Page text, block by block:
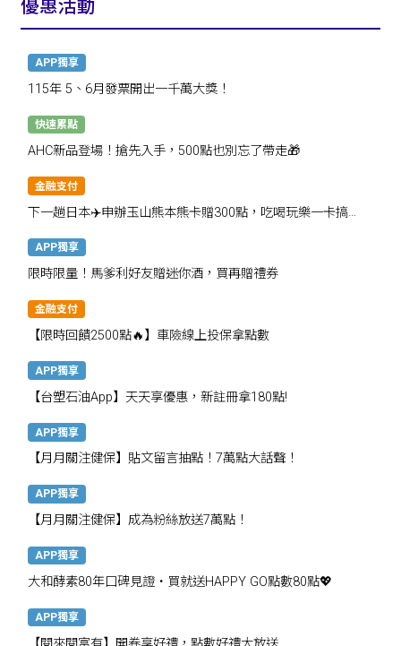
優惠活動
APP獨享
115年 5、6月發票開出一千萬大獎！
快速累點
AHC新品登場！搶先入手，500點也別忘了帶走🎁
金融支付
下一趟日本✈️申辦玉山熊本熊卡贈300點，吃喝玩樂一卡搞
APP獨享
限時限量！馬爹利好友贈迷你酒，買再贈禮券
金融支付
【限時回饋2500點🔥】車險線上投保拿點數
APP獨享
【台塑石油App】天天享優惠，新註冊拿180點!
APP獨享
【月月關注健保】貼文留言抽點！7萬點大話聲！
APP獨享
【月月關注健保】成為粉絲放送7萬點！
APP獨享
大和酵素80年口碑見證・買就送HAPPY GO點數80點💖
APP獨享